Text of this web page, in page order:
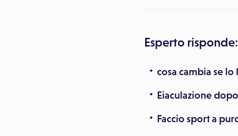
Esperto
cosa cambia se lo
Eiaculazione
Faccio sport a